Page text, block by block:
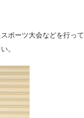
ポーツ大会などを行って
。